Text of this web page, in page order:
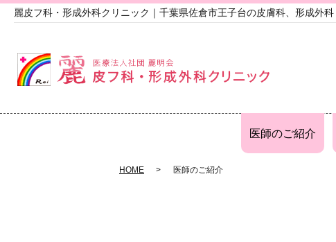
麗皮フ科・形成外科クリニック｜千葉県佐倉市王子台の皮膚科、形成外科
医師のご紹介
HOME 医師のご紹介